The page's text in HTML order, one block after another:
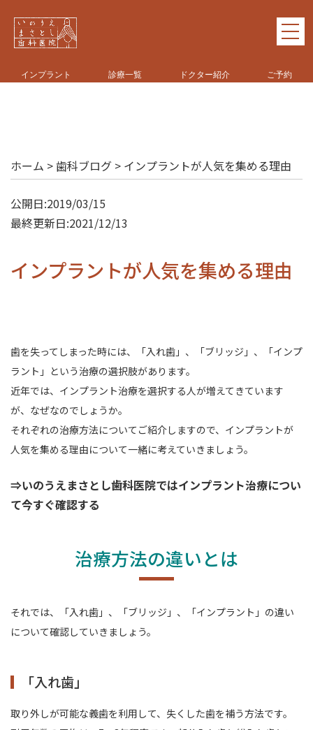
インプラント 診療一覧 ドクター紹介 ご予約
ホーム >歯科ブログ > インプラントが人気を集める理由
公開日:2019/03/15
最終更新日:2021/12/13
インプラントが人気を集める理由
歯を失ってしまった時には、「入れ歯」、「ブリッジ」、「インプ
ラント」という治療の選択肢があります。
近年では、インプラント治療を選択する人が増えてきています
が、なぜなのでしょうか。
それぞれの治療方法についてご紹介しますので、 インプラントが
人気を集める理由について一緒に考えていきましょう。
⇒いのうえまさとし歯科医院ではインプラント治療につい
て今すぐ確認する
治療方法の違いとは
それでは、「入れ歯」、「ブリッジ」、「インプラント」の違い
について確認していきましょう。
「入れ歯」
取り外しが可能な義歯を利用して、失くした歯を補う方法です。